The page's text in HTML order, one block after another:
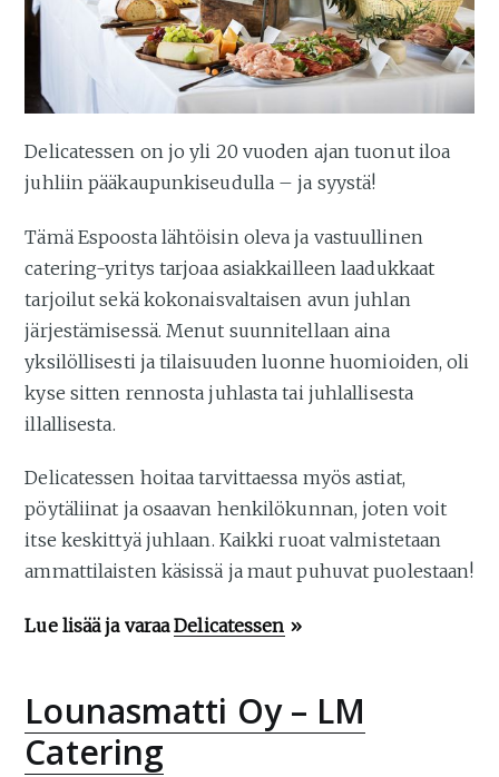
Delicatessen on jo yli 20 vuoden ajan tuonut iloa
juhliin pääkaupunkiseudulla – ja syystä!
Tämä Espoosta lähtöisin oleva ja vastuullinen
catering-yritys tarjoaa asiakkailleen laadukkaat
tarjoilut sekä kokonaisvaltaisen avun juhlan
järjestämisessä. Menut suunnitellaan aina
yksilöllisesti ja tilaisuuden luonne huomioiden, oli
kyse sitten rennosta juhlasta tai juhlallisesta
illallisesta.
Delicatessen hoitaa tarvittaessa myös astiat,
pöytäliinat ja osaavan henkilökunnan, joten voit
itse keskittyä juhlaan. Kaikki ruoat valmistetaan
ammattilaisten käsissä ja maut puhuvat puolestaan!
Lue lisää ja varaaDelicatessen »
Lounasmatti Oy – LM
Catering